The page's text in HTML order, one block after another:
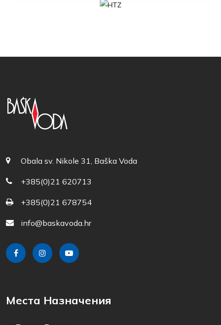
Obala sv. Nikole 31, Baška Voda
+385(0)21 620713
+385(0)21 678754
info@baskavoda.hr
Места Назначения